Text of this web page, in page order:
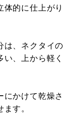
体的に仕上がり
は、ネクタイの
、上から軽く
かけて乾燥さ
す。